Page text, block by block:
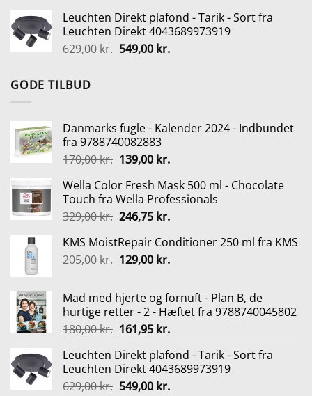
pris
var:
180,00 kr..
pris
er:
161,95 kr..
Leuchten Direkt plafond - Tarik - Sort fra
Leuchten Direkt 4043689973919
629,00kr. Den
549,00 kr.Den
GODE TILBUD
Danmarks fugle - Kalender 2024 - Indbundet
fra 9788740082883
170,00kr. Den
pris
var:
170,00 kr..
139,00 kr.Den
pris
er:
139,00 kr..
Wella Color Fresh Mask 500 ml - Chocolate
Touch fra Wella Professionals
329,00kr. Den
pris
var:
246,75 kr.Den
pris
er:
KMS MoistRepair Conditioner 250 ml fra KMS
205,00kr. Den
var:
205,00 kr..
129,00 kr.Den
er:
129,00 kr..
Mad med hjerte og fornuft - Plan B, de
hurtige retter - 2 - Hæftet fra 9788740045802
180,00kr. Den
pris
var:
180,00 kr..
161,95 kr.Den
pris
er:
161,95 kr..
Leuchten Direkt plafond - Tarik - Sort fra
Leuchten Direkt 4043689973919
629,00kr. Den
549,00 kr.Den